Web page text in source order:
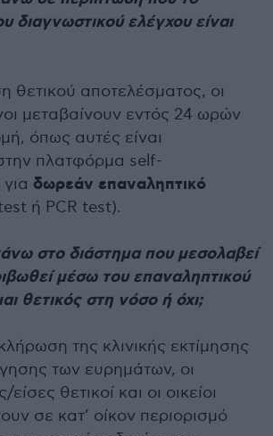
διαγνωστικού ελέγχου είναι
θετικού αποτελέσματος, οι
μεταβαίνουν εντός 24 ωρών
όπως αυτές είναι
πλατφόρμα self-
δωρεάν επαναληπτικό
ή PCR test).
στο διάστημα που μεσολαβεί
μέσω του επαναληπτικού
θετικός στη νόσο ή όχι;
της κλινικής εκτίμησης
των ευρημάτων, οι
θετικοί και οι οικείοι
σε κατ’ οίκον περιορισμό